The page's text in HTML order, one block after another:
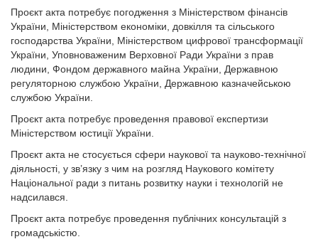
Проєкт акта потребує погодження з Міністерством фінансів
України, Міністерством економіки, довкілля та сільського
господарства України, Міністерством цифрової трансформації
України, Уповноваженим Верховної Ради України з прав
людини, Фондом державного майна України, Державною
регуляторною службою України, Державною казначейською
службою України.
Проєкт акта потребує проведення правової експертизи
Міністерством юстиції України.
Проєкт акта не стосується сфери наукової та науково-технічної
діяльності, у зв’язку з чим на розгляд Наукового комітету
Національної ради з питань розвитку науки і технологій не
надсилався.
Проєкт акта потребує проведення публічних консультацій з
громадськістю.